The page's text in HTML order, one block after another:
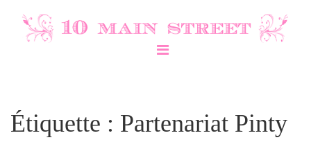
Étiquette : Partenariat Pinty